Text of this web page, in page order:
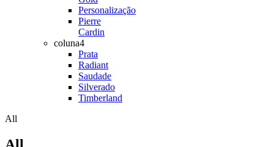
Personalização
Pierre
Cardin
coluna4
Prata
Radiant
Saudade
Silverado
Timberland
All